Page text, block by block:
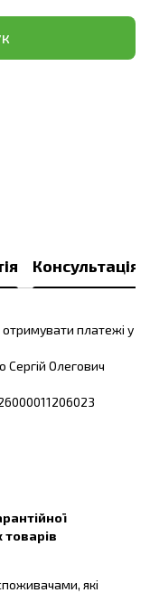
Консультація
платежі у
Олегович
товарів
які